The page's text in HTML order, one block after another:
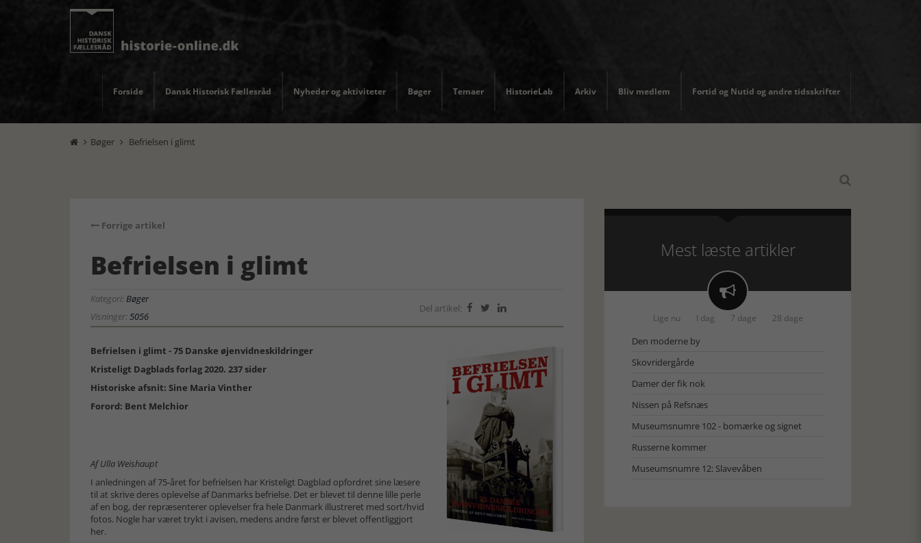
Forside Dansk Historisk Fællesråd Nyheder og aktiviteter Bøger Temaer HistorieLab Arkiv Bliv medlem Fortid og Nutid og andre tidsskrifter
 Bøger  Befrielsen i glimt

Forrige artikel
Befrielsen i glimt
Kategori:Bøger
Visninger:5056
Del artikel:   
Befrielsen i glimt - 75 Danske øjenvidneskildringer
Kristeligt Dagblads forlag 2020. 237 sider
Historiske afsnit: Sine Maria Vinther
Forord: Bent Melchior
Af Ulla Weishaupt
I anledningen af 75-året for befrielsen har Kristeligt Dagblad opfordret sine læsere
til at skrive deres oplevelse af Danmarks befrielse. Det er blevet til denne lille perle
af en bog, der repræsenterer oplevelser fra hele Danmark illustreret med sort/hvid
fotos. Nogle har været trykt i avisen, medens andre først er blevet offentliggjort
her.
Mest læste artikler

Lige nu I dag 7 dage 28 dage
Den moderne by
Skovridergårde
Damer der fik nok
Nissen på Refsnæs
Museumsnumre 102 - bomærke og signet
Russerne kommer
Museumsnumre 12: Slavevåben